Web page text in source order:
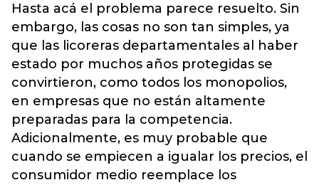
Hasta acá el problema parece resuelto. Sin
embargo, las cosas no son tan simples, ya
que las licoreras departamentales al haber
estado por muchos años protegidas se
convirtieron, como todos los monopolios,
en empresas que no están altamente
preparadas para la competencia.
Adicionalmente, es muy probable que
cuando se empiecen a igualar los precios, el
consumidor medio reemplace los